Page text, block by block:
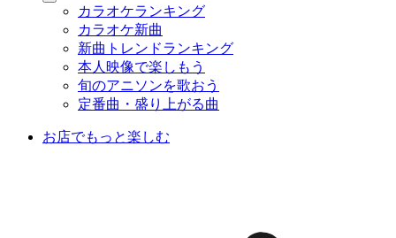
カラオケランキング
カラオケ新曲
新曲トレンドランキング
本人映像で楽しもう
旬のアニソンを歌おう
定番曲・盛り上がる曲
お店でもっと楽しむ